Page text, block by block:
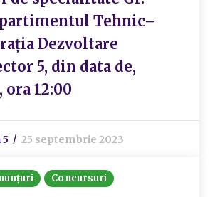
Tehnic–
Dezvoltare
5, din data de,
ora 12:00
25 septembrie 2023
Concursuri